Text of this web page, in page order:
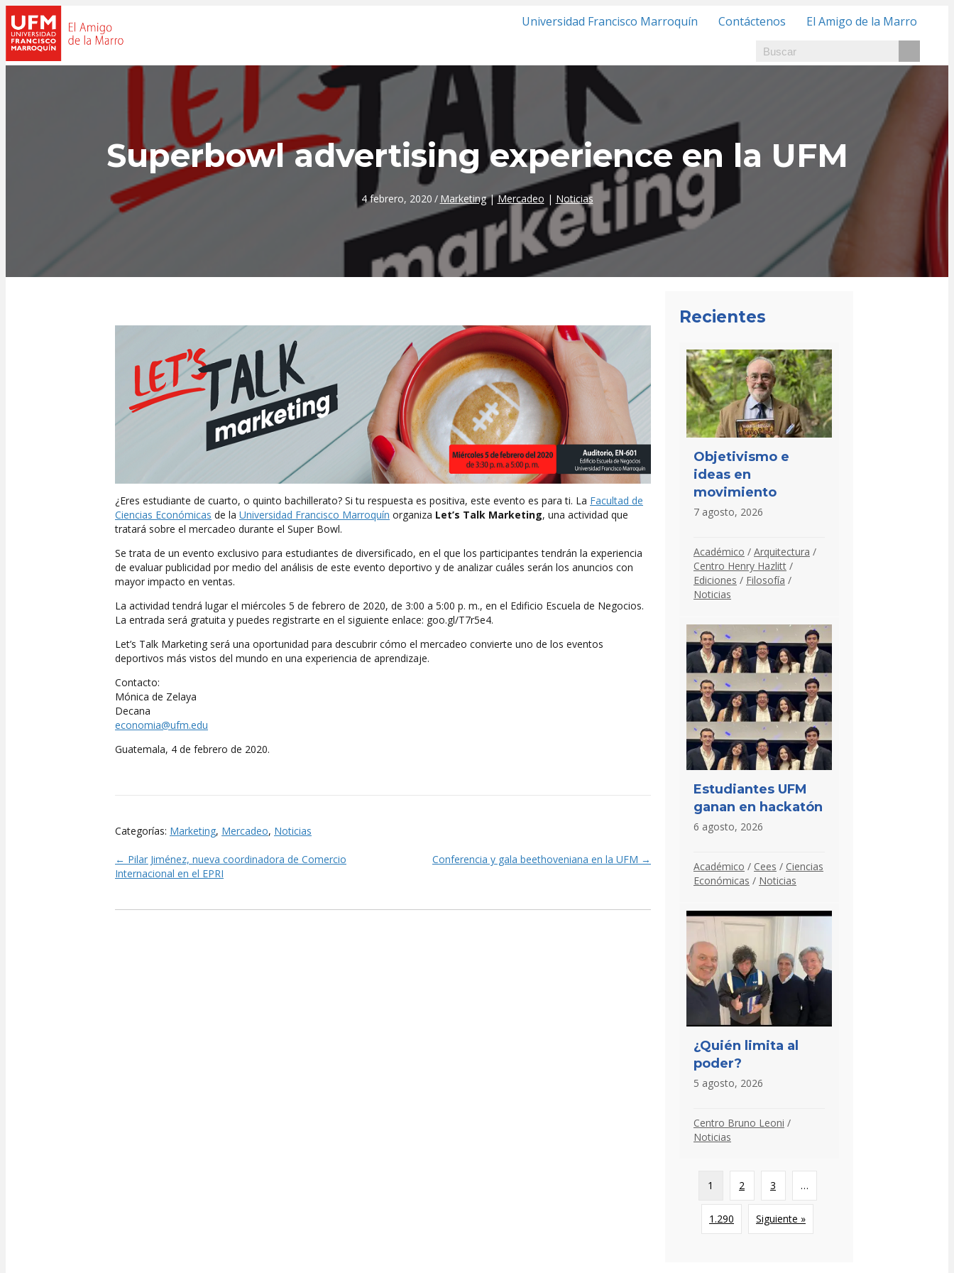
Universidad Francisco Marroquín Contáctenos El Amigo de la Marro
Superbowl advertising experience en la UFM
4 febrero, 2020 / Marketing|Mercadeo | Noticias
¿Eres estudiante de cuarto, o quinto bachillerato? Si tu respuesta es positiva, este evento es para ti. La Facultad de
Ciencias Económicas de la Universidad Francisco Marroquín organiza Let’s Talk Marketing, una actividad que
tratará sobre el mercadeo durante el Super Bowl.
Se trata de un evento exclusivo para estudiantes de diversificado, en el que los participantes tendrán la experiencia
de evaluar publicidad por medio del análisis de este evento deportivo y de analizar cuáles serán los anuncios con
mayor impacto en ventas.
La actividad tendrá lugar el miércoles 5 de febrero de 2020, de 3:00 a 5:00 p. m., en el Edificio Escuela de Negocios.
La entrada será gratuita y puedes registrarte en el siguiente enlace: goo.gl/T7r5e4.
Let’s Talk Marketing será una oportunidad para descubrir cómo el mercadeo convierte uno de los eventos
deportivos más vistos del mundo en una experiencia de aprendizaje.
Contacto:
Mónica de Zelaya
Decana
economia@ufm.edu
Guatemala, 4 de febrero de 2020.
Categorías: Marketing, Mercadeo, Noticias
Posts
← Pilar Jiménez, nueva coordinadora de Comercio
Internacional en el EPRI
Conferencia y gala beethoveniana en la UFM →
Recientes
Objetivismo e
ideas en
movimiento
7 agosto, 2026
Académico / Arquitectura /
Centro Henry Hazlitt /
Ediciones / Filosofía /
Noticias
Estudiantes UFM
ganan en hackatón
6 agosto, 2026
Académico / Cees / Ciencias
Económicas / Noticias
¿Quién limita al
poder?
5 agosto, 2026
Centro Bruno Leoni /
Noticias
1 2 3 …
1.290 Siguiente »